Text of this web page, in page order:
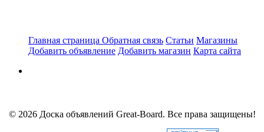
Главная страница Обратная связь Статьи Магазины
Добавить объявление Добавить магазин Карта сайта
© 2026 Доска объявлений Great-Board. Все права защищены!